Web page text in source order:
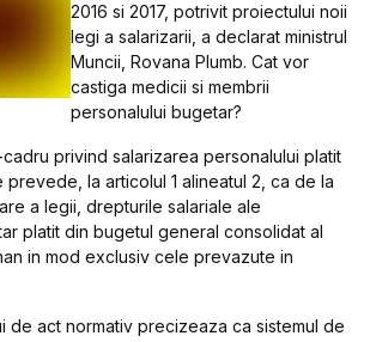
2016 si 2017, potrivit proiectului noii
legi a salarizarii, a declarat ministrul
Muncii, Rovana Plumb. Cat vor
castiga medicii si membrii
personalului bugetar?
privind salarizarea personalului platit
la articolul 1 alineatul 2, ca de la
a legii, drepturile salariale ale
platit din bugetul general consolidat al
in mod exclusiv cele prevazute in
de act normativ precizeaza ca sistemul de